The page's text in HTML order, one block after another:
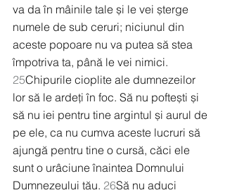
va da în mâinile tale și le vei șterge
numele de sub ceruri; niciunul din
aceste popoare nu va putea să stea
împotriva ta, până le vei nimici.
25Chipurile cioplite ale dumnezeilor
lor să le ardeți în foc. Să nu poftești și
să nu iei pentru tine argintul și aurul de
pe ele, ca nu cumva aceste lucruri să
ajungă pentru tine o cursă, căci ele
sunt o urâciune înaintea Domnului
Dumnezeului tău. 26Să nu aduci